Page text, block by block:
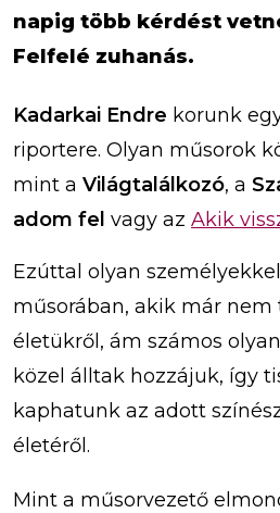
napig több kérdést
Felfelé zuhanás.
Kadarkai Endre korunk
riportere. Olyan műsorok
mint a Világtalálkozó, a
adom fel vagy az Akik
Ezúttal olyan
műsorában, akik már
életükről, ám számos
közel álltak hozzájuk, így
kaphatunk az adott
életéről.
Mint a műsorvezető